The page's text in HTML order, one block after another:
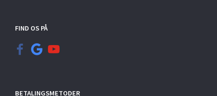
FIND OS PÅ
BETALINGSMETODER